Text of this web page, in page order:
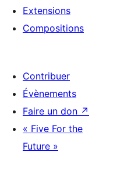
Extensions
Compositions
Contribuer
Évènements
Faire un don ↗
« Five For the
Future »